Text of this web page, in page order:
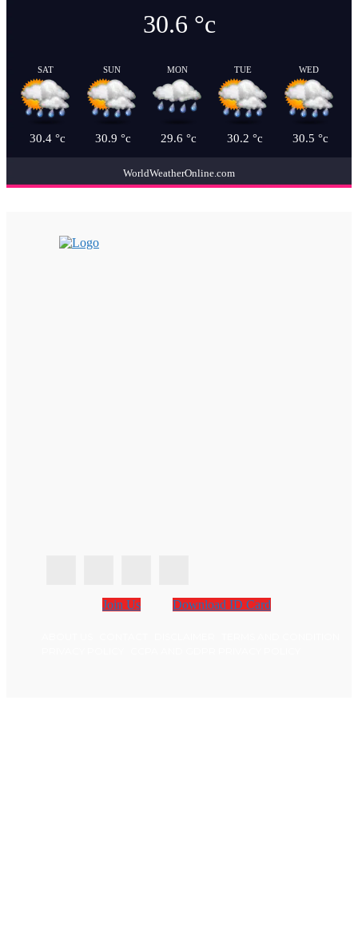
30.6 °c
SAT
30.4°c
SUN
30.9 °c
MON
29.6 °c
TUE
30.2 °c
WED
30.5 °c
WorldWeatherOnline.com
Join Us Download ID Card